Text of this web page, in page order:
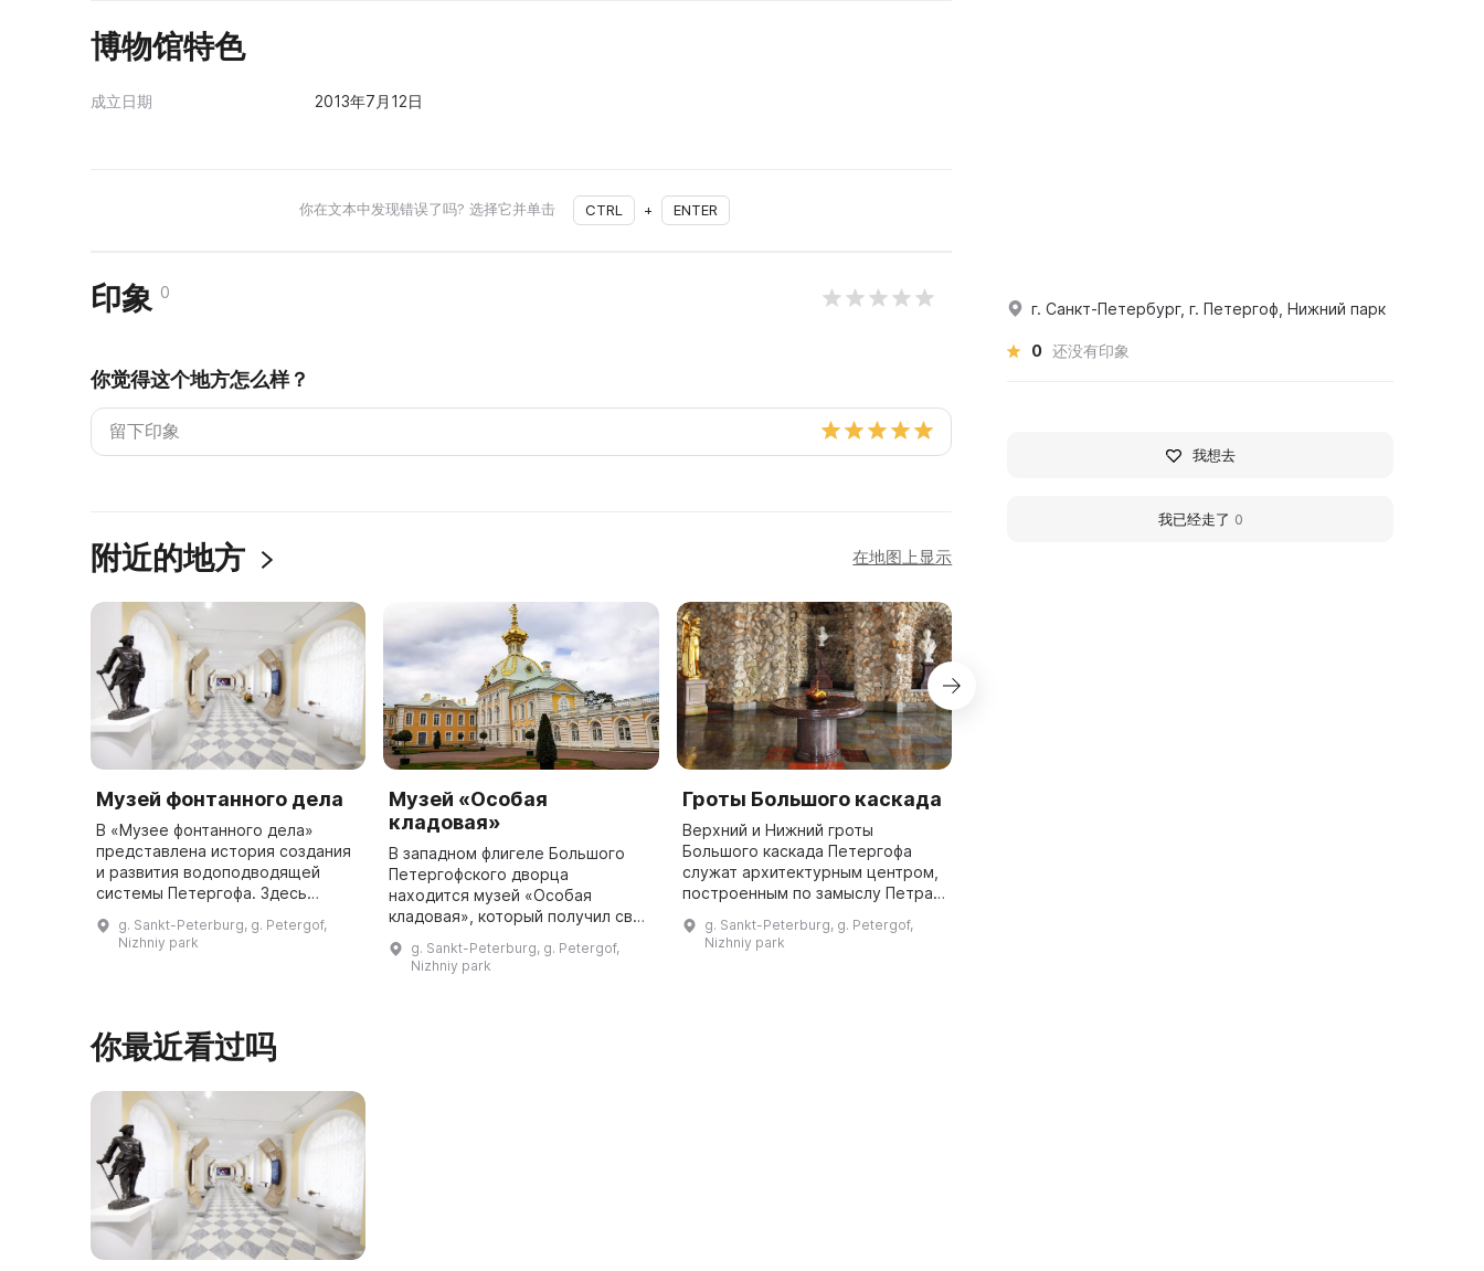
博物馆特色
成立日期 2013年7月12日
你在文本中发现错误了吗? 选择它并单击 CTRL + ENTER
印象 0
你觉得这个地方怎么样？
附近的地方 在地图上显示
Музей фонтанного дела
В «Музее фонтанного дела»
представлена история создания
и развития водоподводящей
системы Петергофа. Здесь
экспонаты, и современные
мультимедийные технологии,
g. Sankt-Peterburg, g. Petergof,
Nizhniy park
Музей «Особая
кладовая»
В западном флигеле Большого
Петергофского дворца
находится музей «Особая
кладовая», который получил свое
геральдическому орлу,
увенчающему купол корпуса.
g. Sankt-Peterburg, g. Petergof,
Nizhniy park
Гроты Большого каскада
Верхний и Нижний гроты
Большого каскада Петергофа
служат архитектурным центром,
построенным по замыслу Петра I.
украшены фонтанами, мраморной
g. Sankt-Peterburg, g. Petergof,
Nizhniy park
你最近看过吗
г. Санкт-Петербург, г. Петергоф, Нижний парк
0 还没有印象
我想去
我已经走了 0